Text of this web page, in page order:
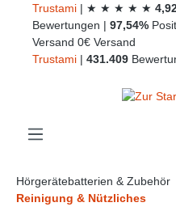
Trustami | ★ ★ ★ ★ ★
Bewertungen | 97,54%
Versand 0€ Versand
Trustami | 431.409
Hörgerätebatterien & Zubehör
Reinigung & Nützliches